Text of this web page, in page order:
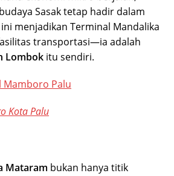
Sasak tetap hadir dalam
menjadikan Terminal Mandalika
transportasi—ia adalah
Lombok itu sendiri.
Mamboro Palu
Kota Palu
Mataram bukan hanya titik